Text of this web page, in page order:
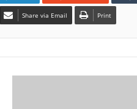
Share via Email Print